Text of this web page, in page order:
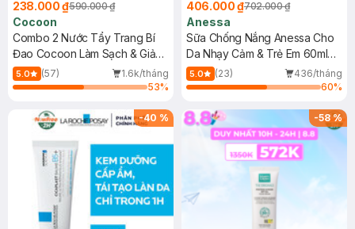
238.000 ₫590.000 ₫
Cocoon
Combo 2 Nước Tẩy Trang Bí
Đao Cocoon Làm Sạch & Giảm
Dầu 500ml
5.0 (57)
1.6k/tháng
53%
406.000 ₫702.000 ₫
Anessa
Sữa Chống Nắng Anessa Cho
Da Nhạy Cảm & Trẻ Em 60ml
(Mới)
5.0 (23)
436/tháng
60%
-40 % -58%